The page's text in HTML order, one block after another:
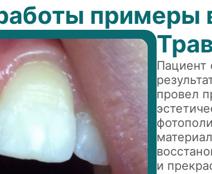
примеры
Пациент
провел
и